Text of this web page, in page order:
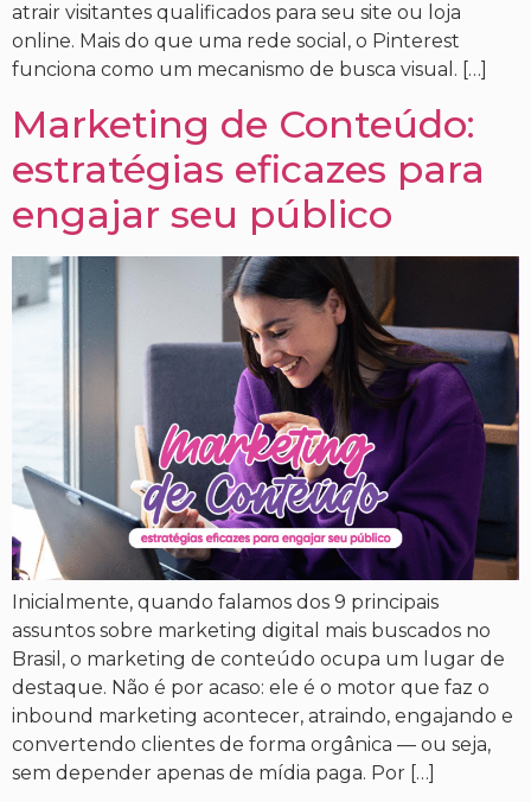
atrair visitantes qualificados para seu site ou loja
online. Mais do que uma rede social, o Pinterest
funciona como um mecanismo de busca visual. […]
Marketing de Conteúdo:
estratégias eficazes para
engajar seu público
Inicialmente, quando falamos dos 9 principais
assuntos sobre marketing digital mais buscados no
Brasil, o marketing de conteúdo ocupa um lugar de
destaque. Não é por acaso: ele é o motor que faz o
inbound marketing acontecer, atraindo, engajando e
convertendo clientes de forma orgânica — ou seja,
sem depender apenas de mídia paga. Por […]